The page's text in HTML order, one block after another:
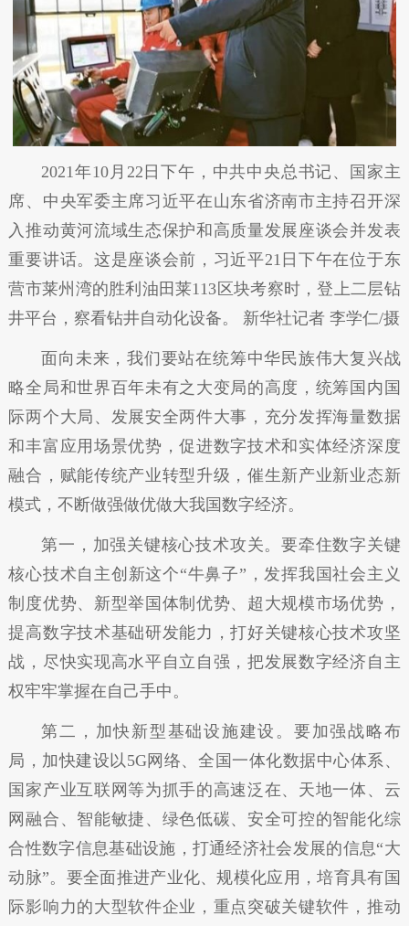
2021年10月22日下午，中共中央总书记、国家主
席、中央军委主席习近平在山东省济南市主持召开深
入推动黄河流域生态保护和高质量发展座谈会并发表
重要讲话。这是座谈会前，习近平21日下午在位于东
营市莱州湾的胜利油田莱113区块考察时，登上二层钻
井平台，察看钻井自动化设备。 新华社记者 李学仁/摄
面向未来，我们要站在统筹中华民族伟大复兴战
略全局和世界百年未有之大变局的高度，统筹国内国
际两个大局、发展安全两件大事，充分发挥海量数据
和丰富应用场景优势，促进数字技术和实体经济深度
融合，赋能传统产业转型升级，催生新产业新业态新
模式，不断做强做优做大我国数字经济。
第一，加强关键核心技术攻关。要牵住数字关键
核心技术自主创新这个“牛鼻子”，发挥我国社会主义
制度优势、新型举国体制优势、超大规模市场优势，
提高数字技术基础研发能力，打好关键核心技术攻坚
战，尽快实现高水平自立自强，把发展数字经济自主
权牢牢掌握在自己手中。
第二，加快新型基础设施建设。要加强战略布
局，加快建设以5G网络、全国一体化数据中心体系、
国家产业互联网等为抓手的高速泛在、天地一体、云
网融合、智能敏捷、绿色低碳、安全可控的智能化综
合性数字信息基础设施，打通经济社会发展的信息“大
动脉”。要全面推进产业化、规模化应用，培育具有国
际影响力的大型软件企业，重点突破关键软件，推动